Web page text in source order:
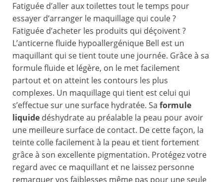
Fatiguée d’aller aux toilettes tout le temps pour
essayer d’arranger le maquillage qui coule ?
Fatiguée d’acheter les produits qui déçoivent ?
L’anticerne fluide hypoallergénique Bell est un
maquillant qui se tient toute une journée. Grâce à sa
formule fluide et légère, on le met facilement
partout et on atteint les contours les plus
complexes. Un maquillage qui tient est celui qui
s’effectue sur une surface hydratée. Sa formule
liquide déshydrate au préalable la peau pour avoir
une meilleure surface de contact. De cette façon, la
teinte colle facilement à la peau et tient fortement
grâce à son excellente pigmentation. Protégez votre
regard avec ce maquillant et ne laissez personne
remarquer vos faiblesses même pas pour une seule